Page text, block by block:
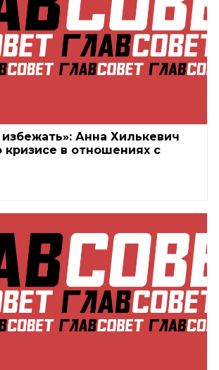
Анна Хилькевич
кризисе в отношениях с